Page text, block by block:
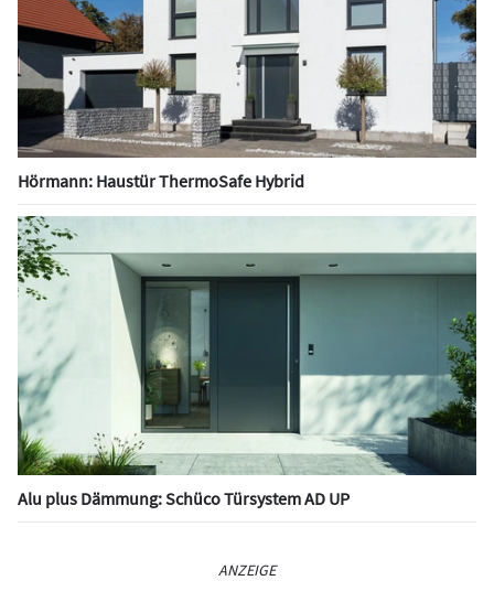
Hörmann: Haustür ThermoSafe Hybrid
Alu plus Dämmung: Schüco Türsystem AD UP
ANZEIGE